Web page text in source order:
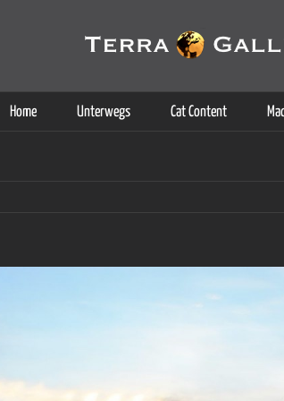
Home Unterwegs Cat Content
Dienste. Durch die Nutzung dieser
Weitere Informationen